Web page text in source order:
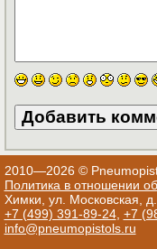
2010—2026 ©
Политика в отношении
Химки, ул. Московская,
+7 (499) 391-89-24, +7
info@pneumopistols.ru